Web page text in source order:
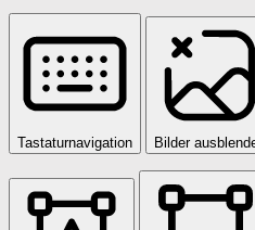
Tastaturnavigation Bilder